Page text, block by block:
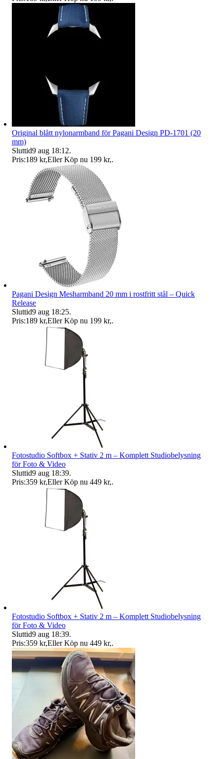
Original blått nylonarmband för Pagani Design PD-1701 (20
mm)
Sluttid9 aug 18:12.
Pris:189 kr,Eller Köp nu 199 kr,.
Pagani Design Mesharmband 20 mm i rostfritt stål – Quick
Release
Sluttid9 aug 18:25.
Pris:189 kr,Eller Köp nu 199 kr,.
Fotostudio Softbox + Stativ 2 m – Komplett Studiobelysning
för Foto & Video
Sluttid9 aug 18:39.
Pris:359 kr,Eller Köp nu 449 kr,.
Fotostudio Softbox + Stativ 2 m – Komplett Studiobelysning
för Foto & Video
Sluttid9 aug 18:39.
Pris:359 kr,Eller Köp nu 449 kr,.